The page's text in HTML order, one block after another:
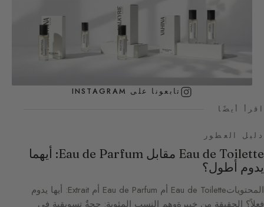
تابعونا على INSTAGRAM
اقرأ أيضًا
دليل العطور
Eau de Toilette مقابل Eau de Parfum: أيهما
يدوم أطول؟
المحتوياتEau de Toilette أم Eau de Parfum أم Extrait: أيها يدوم
فعلاً؟ الحقيقة من خبيرةوهم النسب المئوية: حجةٌ تسويقية في